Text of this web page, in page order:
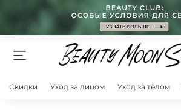
Скидки Уход за лицом Уход за телом